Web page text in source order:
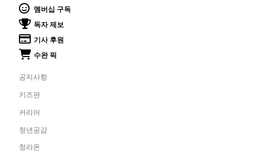
멤버십 구독
독자 제보
기사 후원
수완 픽
공지사항
키즈판
커리어
청년공감
청라온